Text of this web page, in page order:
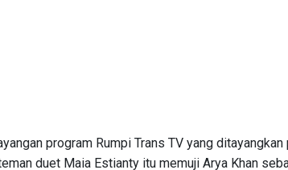
program Rumpi Trans TV yang
duet Maia Estianty itu memuji Arya Khan